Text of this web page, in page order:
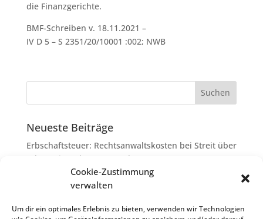
Cookie-Zustimmung
verwalten
Um dir ein optimales Erlebnis zu bieten, verwenden wir Technologien
die Finanzgerichte.
BMF-Schreiben v. 18.11.2021 –
IV D 5 – S 2351/20/10001 :002; NWB
Neueste Beiträge
Erbschaftsteuer: Rechtsanwaltskosten bei Streit über
Erbauseinandersetzung als
Nachlassverbindlichkeiten
Umsatzsteuer-Umrechnungskurse Juli 2026
Keine Steuerfreiheit eines sog. Konfusionsgewinns